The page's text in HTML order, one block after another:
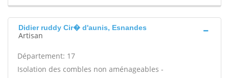
Didier ruddy Cir� d'aunis, Esnandes
Artisan
Département: 17
Isolation des combles non aménageables -